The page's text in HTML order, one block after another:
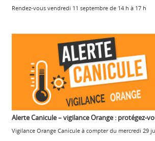
Rendez-vous vendredi 11 septembre de 14 h à 17 h
Alerte Canicule – vigilance Orange : protégez-
Vigilance Orange Canicule à compter du mercredi 29